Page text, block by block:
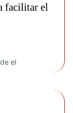
facilitar el
el